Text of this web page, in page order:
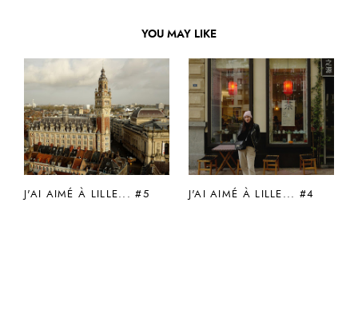
YOU MAY LIKE
J'AI AIMÉ À LILLE... #5 J'AI AIMÉ À LILLE... #4